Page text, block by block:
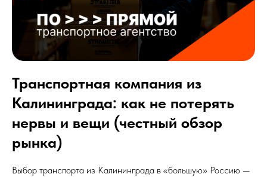
Транспортная компания из
Калининграда: как не потерять
нервы и вещи (честный обзор
рынка)
Выбор транспорта из Калининграда в «большую» Россию —